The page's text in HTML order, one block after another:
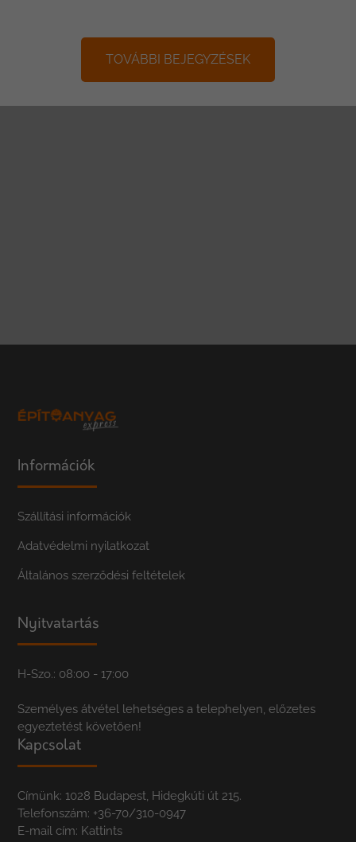
TOVÁBBI BEJEGYZÉSEK
Információk
Szállítási információk
Adatvédelmi nyilatkozat
Általános szerződési feltételek
Nyitvatartás
H-Szo.: 08:00 - 17:00
Személyes átvétel lehetséges a telephelyen, előzetes
egyeztetést követően!
Kapcsolat
Címünk: 1028 Budapest, Hidegkúti út 215.
Telefonszám: +36-70/310-0947
E-mail cím: Kattints